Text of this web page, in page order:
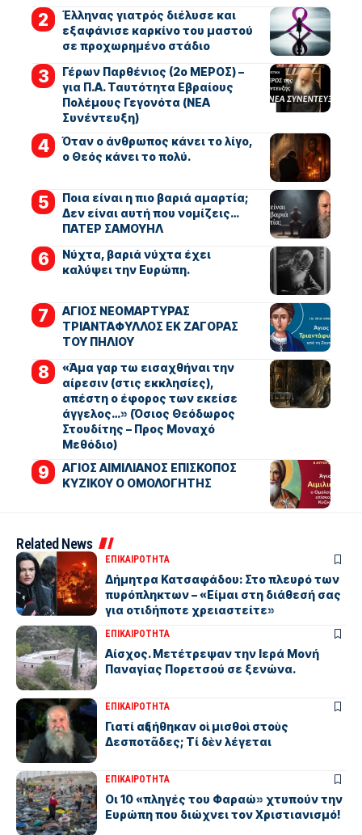
Έλληνας γιατρός διέλυσε και
εξαφάνισε καρκίνο του μαστού
σε προχωρημένο στάδιο
Γέρων Παρθένιος (2ο ΜΕΡΟΣ) –
για Π.Α. Ταυτότητα Εβραίους
Πολέμους Γεγονότα (ΝΕΑ
Συνέντευξη)
Όταν ο άνθρωπος κάνει το λίγο,
ο Θεός κάνει το πολύ.
Ποια είναι η πιο βαριά αμαρτία;
Δεν είναι αυτή που νομίζεις…
ΠΑΤΕΡ ΣΑΜΟΥΗΛ
Νύχτα, βαριά νύχτα έχει
καλύψει την Ευρώπη.
ΑΓΙΟΣ ΝΕΟΜΑΡΤΥΡΑΣ
ΤΡΙΑΝΤΑΦΥΛΛΟΣ ΕΚ ΖΑΓΟΡΑΣ
ΤΟΥ ΠΗΛΙΟΥ
«Άμα γαρ τω εισαχθήναι την
αίρεσιν (στις εκκλησίες),
απέστη ο έφορος των εκείσε
άγγελος…» (Όσιος Θεόδωρος
Στουδίτης – Προς Μοναχό
Μεθόδιο)
ΑΓΙΟΣ ΑΙΜΙΛΙΑΝΟΣ ΕΠΙΣΚΟΠΟΣ
ΚΥΖΙΚΟΥ Ο ΟΜΟΛΟΓΗΤΗΣ
Related News
ΕΠΙΚΑΙΡΟΤΗΤΑ
Δήμητρα Κατσαφάδου: Στο πλευρό των
πυρόπληκτων – «Είμαι στη διάθεσή σας
για οτιδήποτε χρειαστείτε»
ΕΠΙΚΑΙΡΟΤΗΤΑ
Αίσχος. Μετέτρεψαν την Ιερά Μονή
Παναγίας Πορετσού σε ξενώνα.
ΕΠΙΚΑΙΡΟΤΗΤΑ
Γιατί αὐξήθηκαν οἱ μισθοὶ στοὺς
Δεσποτᾶδες; Τί δὲν λέγεται
ΕΠΙΚΑΙΡΟΤΗΤΑ
Οι 10 «πληγές του Φαραώ» χτυπούν την
Ευρώπη που διώχνει τον Χριστιανισμό!